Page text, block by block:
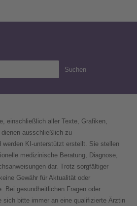
Suchen
einschließlich aller Texte, Grafiken,
ausschließlich zu
werden KI-unterstützt erstellt. Sie stellen
medizinische Beratung, Diagnose,
dar. Trotz sorgfältiger
Gewähr für Aktualität oder
Bei gesundheitlichen Fragen oder
sich bitte immer an eine qualifizierte Ärztin